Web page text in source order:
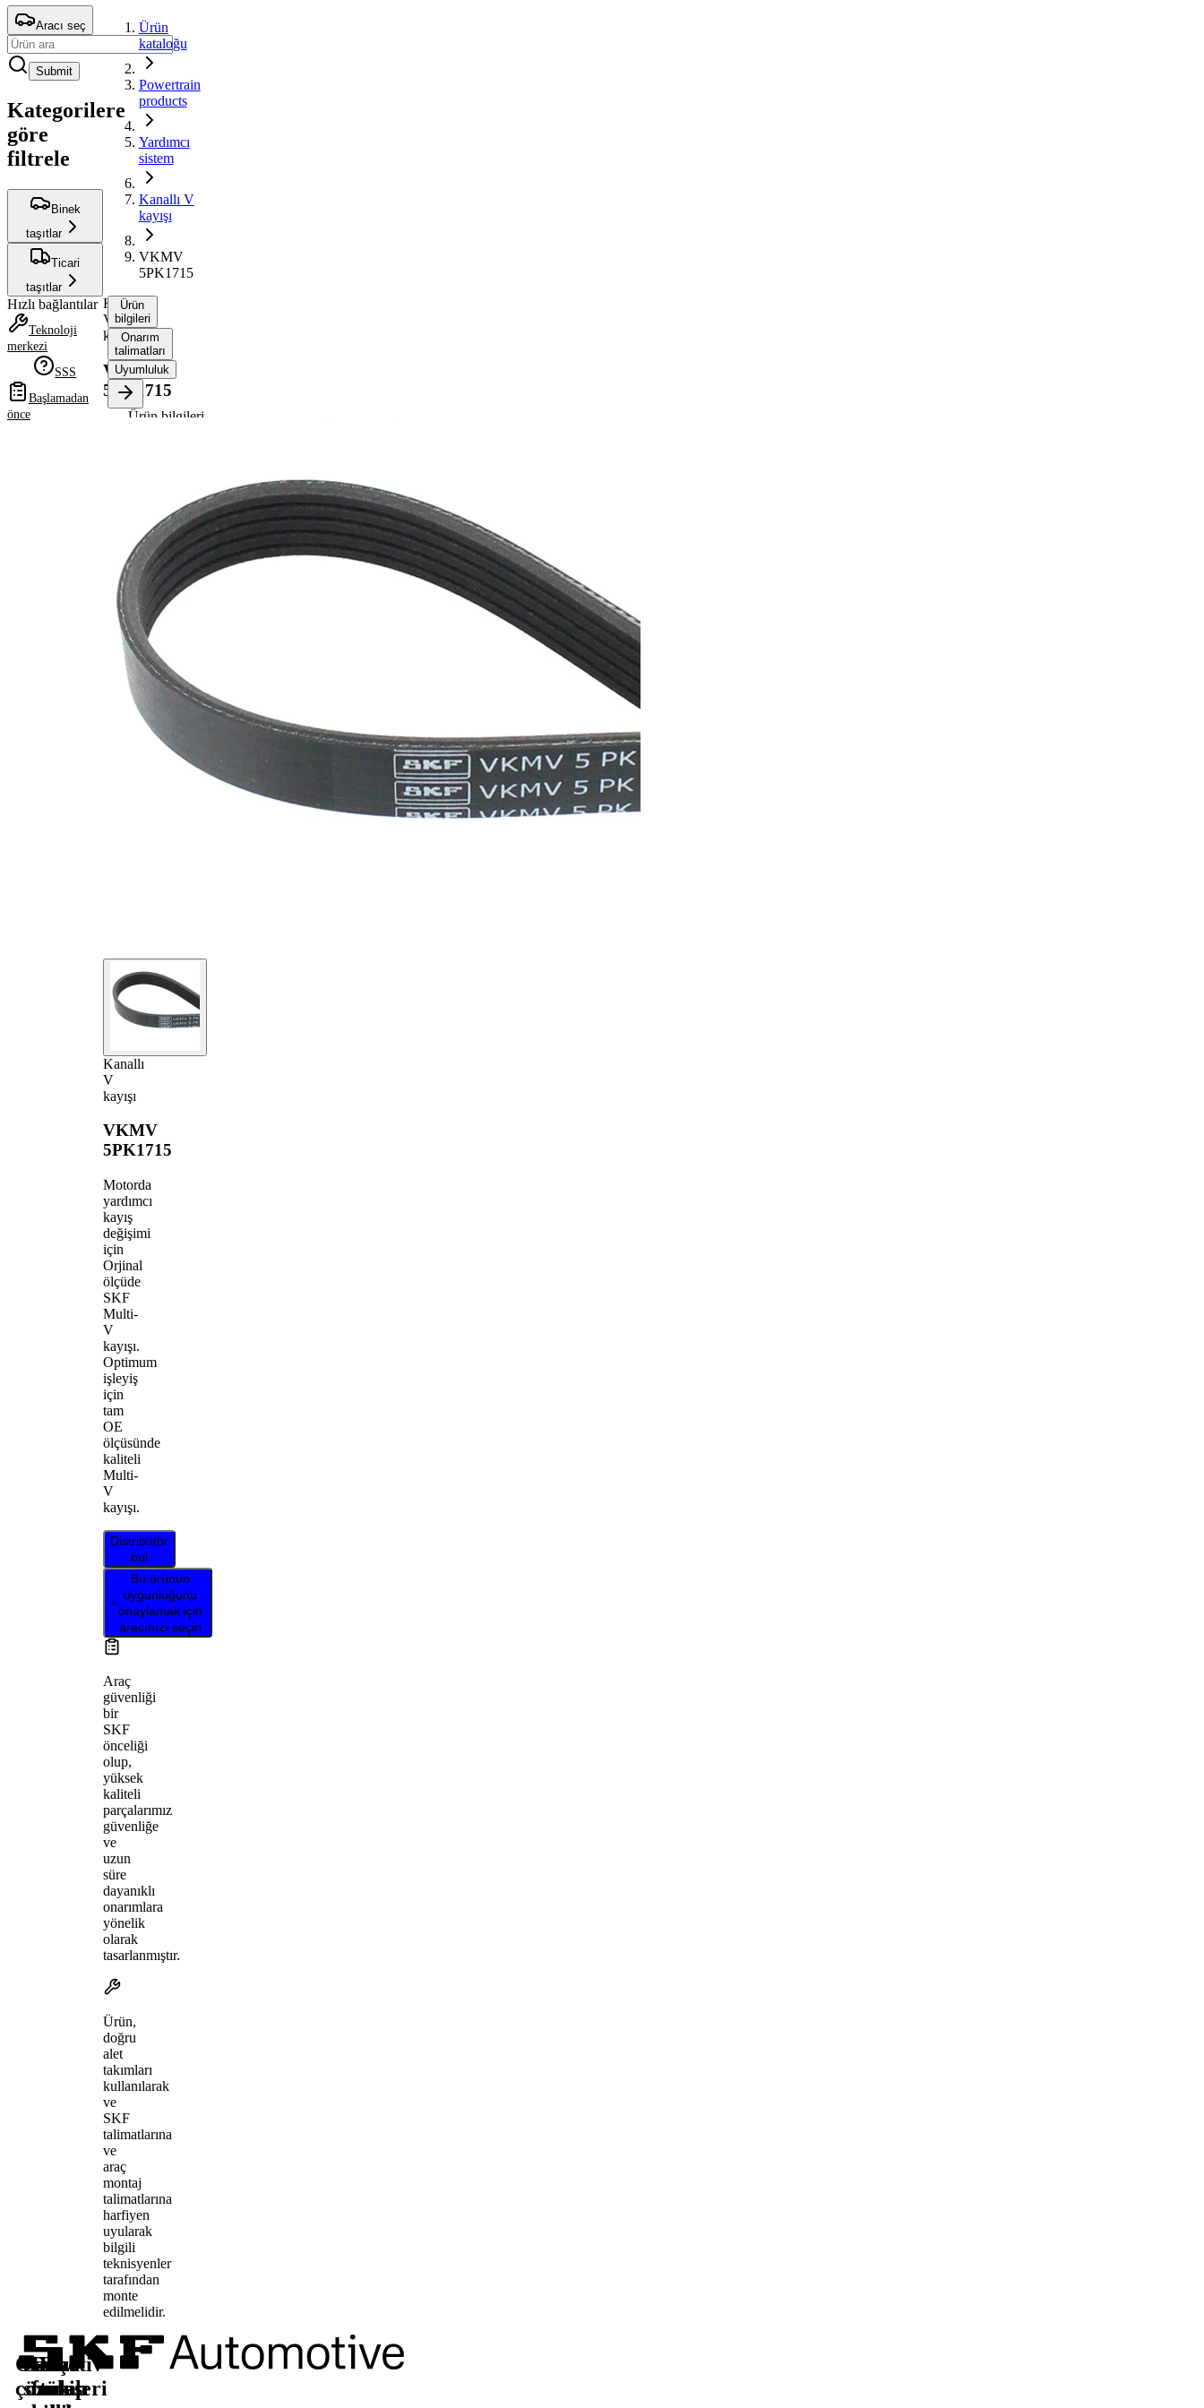
Aracı seç
Submit
Kategorilere
göre
filtrele
Binek
taşıtlar
Ticari
taşıtlar
Hızlı bağlantılar
Teknoloji
merkezi
SSS
Başlamadan
önce
Ürün
kataloğu
Powertrain
products
Yardımcı
sistem
Kanallı V
kayışı
VKMV
5PK1715
Kanallı
V
kayışı
VKMV
5PK1715
Kanallı
V
kayışı
VKMV
5PK1715
Motorda
yardımcı
kayış
değişimi
için
Orjinal
ölçüde
SKF
Multi-
V
kayışı.
Optimum
işleyiş
için
tam
OE
ölçüsünde
kaliteli
Multi-
V
kayışı.
Distribütör
bul
Bu ürünün
uygunluğunu
onaylamak için
aracınızı seçin
Araç
güvenliği
bir
SKF
önceliği
olup,
yüksek
kaliteli
parçalarımız
güvenliğe
ve
uzun
süre
dayanıklı
onarımlara
yönelik
olarak
tasarlanmıştır.
Ürün,
doğru
alet
takımları
kullanılarak
ve
SKF
talimatlarına
ve
araç
montaj
talimatlarına
harfiyen
uyularak
bilgili
teknisyenler
tarafından
monte
edilmelidir.
Ürün
bilgileri
Onarım
talimatları
Uyumluluk
Ürün bilgileri
mm
siyah
Kaburga
sayısı
5
SVHC
SVHC
maddesi
Kayış
malzemesi
(Etilen
Propilen
Dien
Kauçuk)
Otomotiv
çözümleri
Satış
sonrası
Daha
fazla
Bizi
takip